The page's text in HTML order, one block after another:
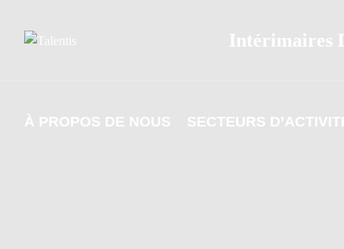
Intérimaires
À PROPOS DE NOUS SECTEURS